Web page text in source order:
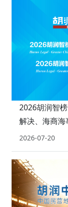
2026胡润智
解决、海商海
2026-07-20